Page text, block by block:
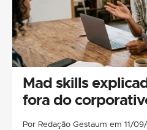
Mad skills
fora do
Por Redação Gestaum em 11/